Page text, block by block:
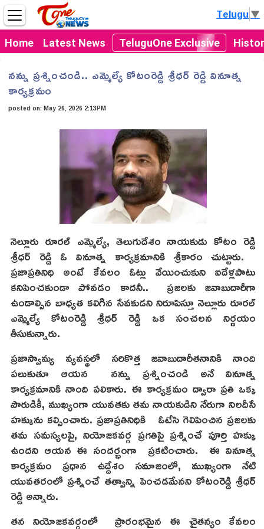
Home Latest News TeluguOne Exclusive
Telugu▼
నన్ను ప్రశ్నించండి.. ఎమ్మెల్యే కోటంరెడ్డి శ్రీధర్ రెడ్డి వినూత్న
కార్యక్రమం
posted on:May 26, 2026 2:13PM
నెల్లూరు రూరల్ ఎమ్మెల్యే, తెలుగుదేశం నాయకుడు కోటం రెడ్డి
శ్రీధర్ రెడ్డి ఓ వినూత్న కార్యక్రమానికి శ్రీకారం చుట్టారు.
ప్రజాప్రతినిధి అంటే కేవలం ఓట్లు వేయించుకుని ఐదేళ్లపాటు
కనిపించకుండా పోవడం కాదనీ.. ప్రజలకు జవాబుదారీగా
ఉండాల్సిన బాధ్యత కలిగిన సేవకుడని నిరూపిస్తూ నెల్లూరు రూరల్
ఎమ్మెల్యే కోటంరెడ్డి శ్రీధర్ రెడ్డి ఒక సంచలన నిర్ణయం
తీసుకున్నారు.
ప్రజాస్వామ్య వ్యవస్థలో సరికొత్త జవాబుదారీతనానికి నాంది
పలుకుతూ ఆయన నన్ను ప్రశ్నించండి అనే వినూత్న
కార్యక్రమానికి నాంది పలికారు. ఈ కార్యక్రమం ద్వారా ప్రతి ఒక్క
పౌరుడికీ, ముఖ్యంగా యువతకు తమ నాయకుడిని నేరుగా నిలదీసే
హక్కును కల్పించారు. ప్రజాప్రతినిధికి ఓటేసి గెలిపించిన ప్రజలకు
తమ సమస్యలపై, నియోజకవర్గ ప్రగతిపై ప్రశ్నించే పూర్తి హక్కు
ఉందని ఆయన ఈ సందర్భంగా ప్రకటించారు. ఈ వినూత్న
కార్యక్రమం ప్రధాన ఉద్దేశం సమాజంలో, ముఖ్యంగా నేటి
యువతరంలో ప్రశ్నించే తత్వాన్ని పెంచడమేనని కోటంరెడ్డి శ్రీధర్
రెడ్డి అన్నారు.
తన నియోజకవర్గంలో ప్రారంభమైన ఈ చైతన్యం కేవలం